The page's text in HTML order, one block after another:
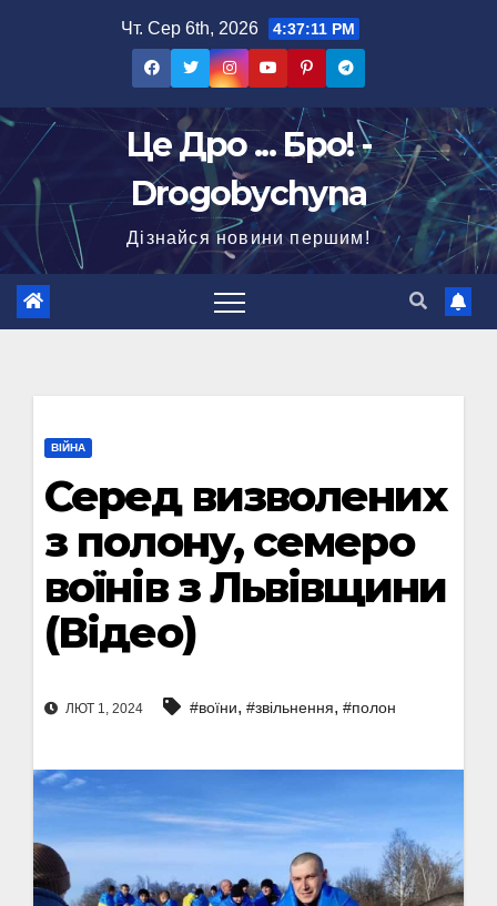
Чт. Сер 6th, 2026 4:37:12 PM
Це Дро ... Бро! -
Drogobychyna
Дізнайся новини першим!
ВІЙНА
Серед визволених
з полону, семеро
воїнів з Львівщини
(Відео)
ЛЮТ 1, 2024 #воїни, #звільнення, #полон